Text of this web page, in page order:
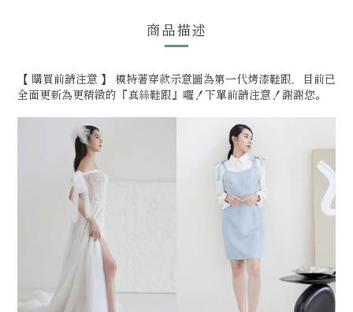
商品描述
【 購買前請注意 】 模特著穿款示意圖為第一代烤漆鞋跟，目前已
全面更新為更精緻的『真絲鞋跟』囉！下單前請注意！謝謝您。